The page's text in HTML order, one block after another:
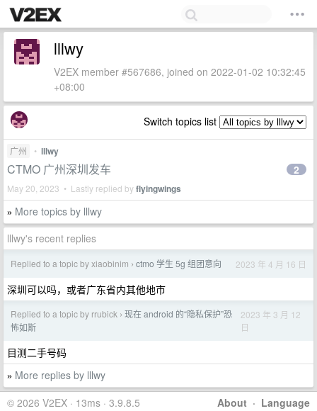
lllwy
V2EX member #567686, joined on 2022-01-02 10:32:45
+08:00
Switch topics list
广州 • lllwy
CTMO 广州深圳发车
May 20, 2023 • Lastly replied byflyingwings
2
» More topics by lllwy
lllwy's recent replies
Replied to a topic by xiaobinim › ctmo 学生 5g 组团意向 2023 年 4 月 16 日
深圳可以吗，或者广东省内其他地市
Replied to a topic by rrubick › 现在 android 的“隐私保护”恐
怖如斯
2023 年 3 月 12
日
目测二手号码
» More replies by lllwy
About · Language
© 2026 V2EX · 13ms · 3.9.8.5